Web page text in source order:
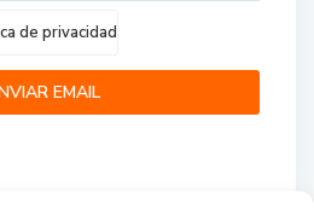
de privacidad